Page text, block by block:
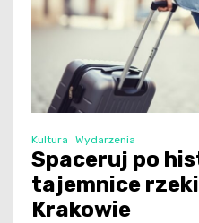
Kultura Wydarzenia
Spaceruj po
tajemnice
Krakowie